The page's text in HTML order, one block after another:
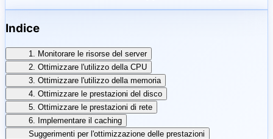
Indice
1. Monitorare le risorse del server
2. Ottimizzare l'utilizzo della CPU
3. Ottimizzare l'utilizzo della memoria
4. Ottimizzare le prestazioni del disco
5. Ottimizzare le prestazioni di rete
6. Implementare il caching
Suggerimenti per l'ottimizzazione delle prestazioni